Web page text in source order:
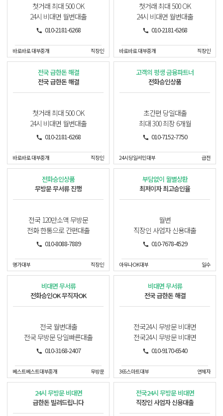
첫거래 최대 500 OK
24시 비대면 월변대출
010-2181-6268
바로바로 대부중개 직장인
첫거래 최대 500 OK
24시 비대면 월변대출
010-2181-6268
바로바로 대부중개 직장인
전국 급한돈 해결
전국 급한돈 해결
첫거래 최대 500 OK
24시 비대면 월변대출
010-2181-6268
바로바로 대부중개 직장인
고객의 평생 금융파트너
전화승인상품
초간편 당일대출
최대 300 최장 6개월
010-7152-7750
24시당일서민대부 급전
전화승인상품
무방문 무서류 진행
전국 120만소액 무방문
전화 한통으로 간편대출
010-8088-7889
명가대부 직장인
부담없이 월별상환
최저이자 최고승인율
월변
직장인 사업자 신용대출
010-7678-4529
아무나OK대부 일수
비대면 무서류
전화승인OK 무직자OK
전국 월변대출
전국 무방문 당일빠른대출
010-3168-2407
베스트베스트대부중개 무방문
비대면 무서류
전국 급한돈 해결
전국24시 무방문 비대면
전국24시 무방문 비대면
010-9170-6540
365스마트대부 연체자
24시 무방문 비대면
급한돈 빌려드립니다
전국24시 무방문 비대면
직장인 사업자 신용대출